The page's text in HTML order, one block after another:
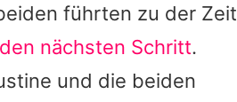
führten zu der Zeit
den nächsten Schritt.
und die beiden